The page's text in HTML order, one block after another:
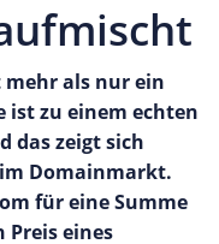
als nur ein
ist zu einem echten
das zeigt sich
Domainmarkt.
für eine Summe
eines